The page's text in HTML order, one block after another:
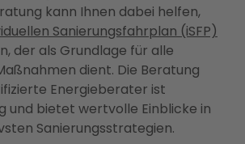
kann Ihnen dabei helfen,
Sanierungsfahrplan (iSFP)
der als Grundlage für alle
dient. Die Beratung
Energieberater ist
und bietet wertvolle Einblicke in
Sanierungsstrategien.